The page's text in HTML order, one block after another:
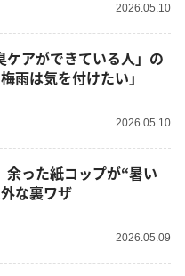
2026.05.10
ケアができている人」の
雨は気を付けたい」
2026.05.10
余った紙コップが“暑い
な裏ワザ
2026.05.09